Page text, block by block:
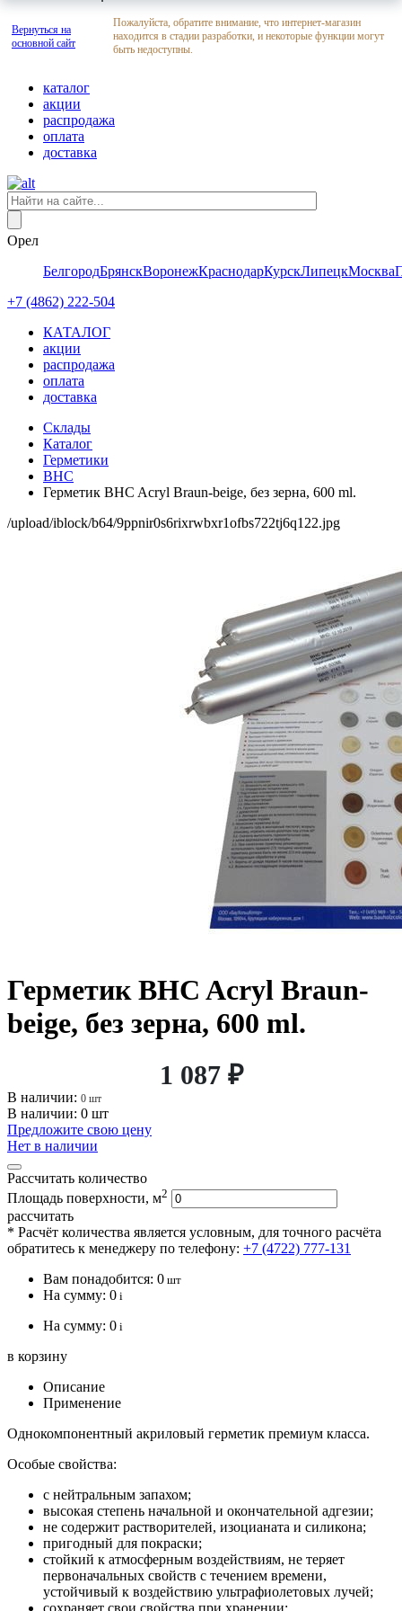
Вернуться на
основной сайт
Пожалуйста, обратите внимание, что интернет-магазин
находится в стадии разработки, и некоторые функции могут
быть недоступны.
каталог
акции
распродажа
оплата
доставка
Орел
БелгородБрянскВоронежКраснодарКурскЛипецкМосква
+7 (4862) 222-504
КАТАЛОГ
акции
распродажа
оплата
доставка
Склады
Каталог
Герметики
BHC
Герметик BHC Acryl Braun-beige, без зерна, 600 ml.
/upload/iblock/b64/9ppnir0s6rixrwbxr1ofbs722tj6q122.jpg
Герметик BHC Acryl Braun-
beige, без зерна, 600 ml.
1 087 ₽
В наличии: 0 шт
В наличии: 0 шт
Предложите свою цену
Нет в наличии
Рассчитать количество
Площадь поверхности, м2
рассчитать
* Расчёт количества является условным, для точного расчёта
обратитесь к менеджеру по телефону: +7 (4722) 777-131
Вам понадобится: 0 шт
На сумму: 0 i
На сумму: 0 i
в корзину
Описание
Применение
Однокомпонентный акриловый герметик премиум класса.
Особые свойства:
с нейтральным запахом;
высокая степень начальной и окончательной адгезии;
не содержит растворителей, изоцианата и силикона;
пригодный для покраски;
стойкий к атмосферным воздействиям, не теряет
первоначальных свойств с течением времени,
устойчивый к воздействию ультрафиолетовых лучей;